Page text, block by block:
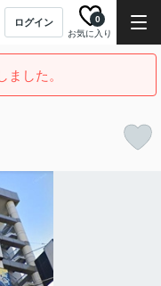
ログイン
お気に入り
0
ました。